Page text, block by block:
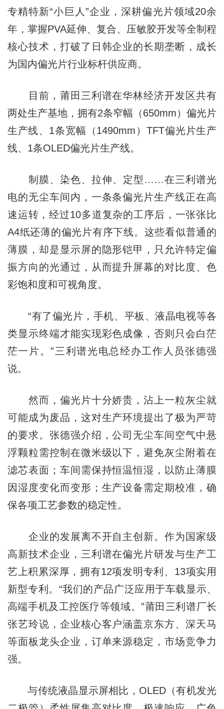
专精特新“小巨人”企业，深耕偏光片领域20余
年，掌握PVA延伸、复合、压敏胶开发等全制程
核心技术，打破了日韩企业的长期垄断，成长
为国内偏光片行业标杆供应商。
目前，莆田三利谱在华林经济开发区共有
两处生产基地，拥有2条窄幅（650mm）偏光片
生产线、1条宽幅（1490mm）TFT偏光片生产
线、1条OLED偏光片生产线。
制膜、染色、拉伸、定型……在三利谱光
电的无尘车间内，一条条偏光片生产线正在高
速运转，经过10多道复杂的工序后，一张张比
A4纸还薄的偏光片有序下线。这些看似普通的
薄膜，却是显示屏的隐形铠甲，只允许特定偏
振方向的光通过，从而提升屏幕的对比度、色
彩饱和度和可视角度。
“有了偏光片，手机、平板、液晶电视等各
类显示终端才能实现彩色成像，否则只会白茫
茫一片。”三利谱光电总经办工作人员张德强
说。
然而，偏光片十分娇贵，沾上一粒灰尘就
可能成为废品，这对生产环境提出了极为严苛
的要求。张德强介绍，公司无尘车间空气中悬
浮颗粒需控制在微米级以下，避免灰尘附着在
滤芯表面；车间需保持恒温恒湿，以防止薄膜
因湿度变化而变形；生产设备需定期校准，确
保各项工艺参数的稳定性。
企业的发展离不开自主创新。作为国家级
高新技术企业，三利谱在偏光片研发与生产工
艺上积累深厚，拥有12项发明专利、13项实用
新型专利。“我们的产品广泛应用于车载显示、
高端手机及工控医疗等领域。”莆田三利谱厂长
张艺玲说，企业核心客户涵盖京东方、深天马
等面板龙头企业，订单来源稳定，市场竞争力
强。
与传统液晶显示屏相比，OLED（有机发光